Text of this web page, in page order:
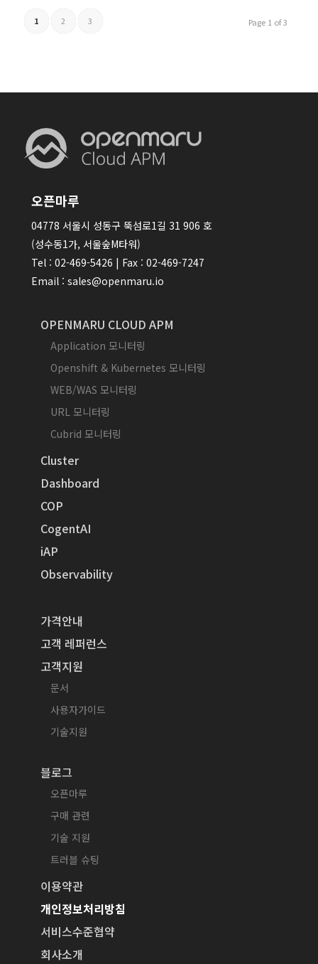
Page 1 of 3
1 2 3
오픈마루
04778 서울시 성동구 뚝섬로1길 31 906 호
(성수동1가, 서울숲M타워)
Tel : 02-469-5426 | Fax : 02-469-7247
Email : sales@openmaru.io
OPENMARU CLOUD APM
Application 모니터링
Openshift & Kubernetes 모니터링
WEB/WAS 모니터링
URL 모니터링
Cubrid 모니터링
Cluster
Dashboard
COP
CogentAI
iAP
Observability
가격안내
고객 레퍼런스
고객지원
문서
사용자가이드
기술지원
블로그
오픈마루
구매 관련
기술 지원
트러블 슈팅
이용약관
개인정보처리방침
서비스수준협약
회사소개